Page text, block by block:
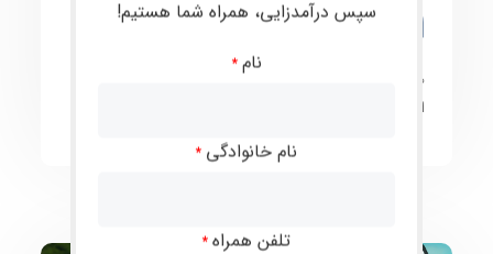
افزار موبایل
هزینه لوازم تعمیرات سخت افزار موبایل به چه صورت
است؟
سپس درآمدزایی، همراه شما هستیم!
نام *
نام خانوادگی *
تلفن همراه *